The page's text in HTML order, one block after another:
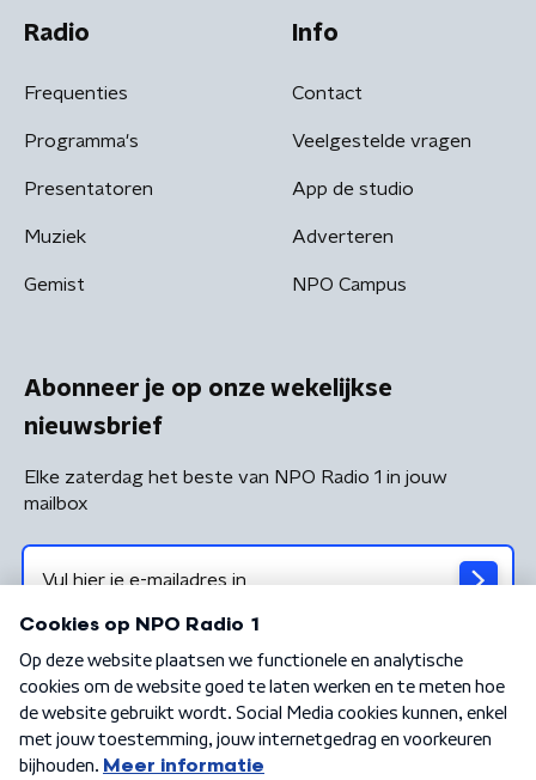
Radio
Frequenties
Programma's
Presentatoren
Muziek
Gemist
Info
Contact
Veelgestelde vragen
App de studio
Adverteren
NPO Campus
Abonneer je op onze wekelijkse
nieuwsbrief
Elke zaterdag het beste van NPO Radio 1 in jouw
mailbox
Algemene voorwaarden